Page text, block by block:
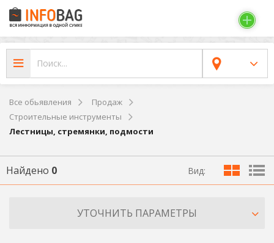
Все обьявления
Продаж
Строительные инструменты
Лестницы, стремянки, подмости
Найдено 0 Вид:
УТОЧНИТЬ ПАРАМЕТРЫ